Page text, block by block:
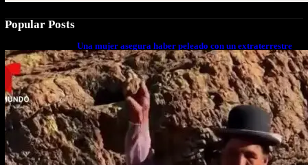
Popular Posts
Una mujer asegura haber peleado con un extraterrestre
cuerpo a cuerpo